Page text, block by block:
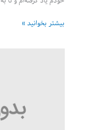
چند
بیشتر بخوانید »